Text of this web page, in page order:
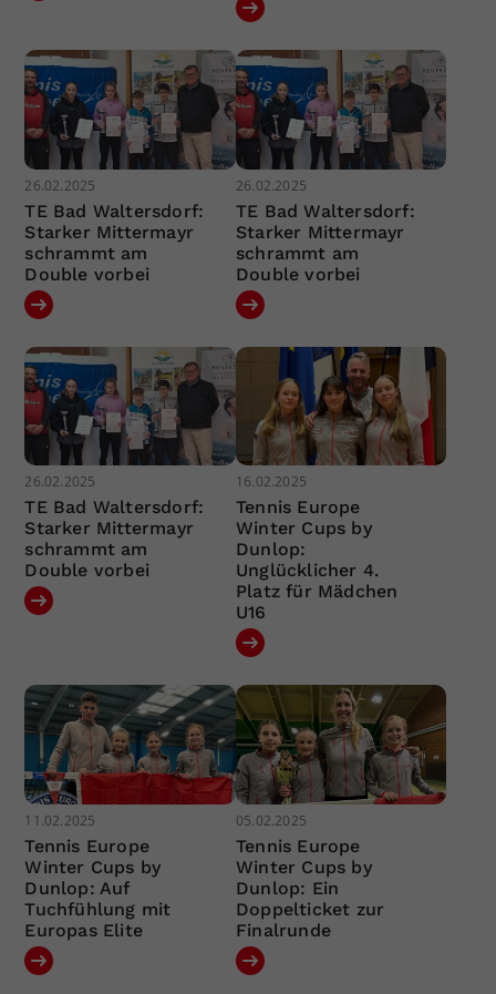
26.02.2025
TE Bad Waltersdorf:
Starker Mittermayr
schrammt am
Double vorbei
26.02.2025
TE Bad Waltersdorf:
Starker Mittermayr
schrammt am
Double vorbei
26.02.2025
TE Bad Waltersdorf:
Starker Mittermayr
schrammt am
Double vorbei
16.02.2025
Tennis Europe
Winter Cups by
Dunlop:
Unglücklicher 4.
Platz für Mädchen
U16
11.02.2025
Tennis Europe
Winter Cups by
Dunlop: Auf
Tuchfühlung mit
Europas Elite
05.02.2025
Tennis Europe
Winter Cups by
Dunlop: Ein
Doppelticket zur
Finalrunde